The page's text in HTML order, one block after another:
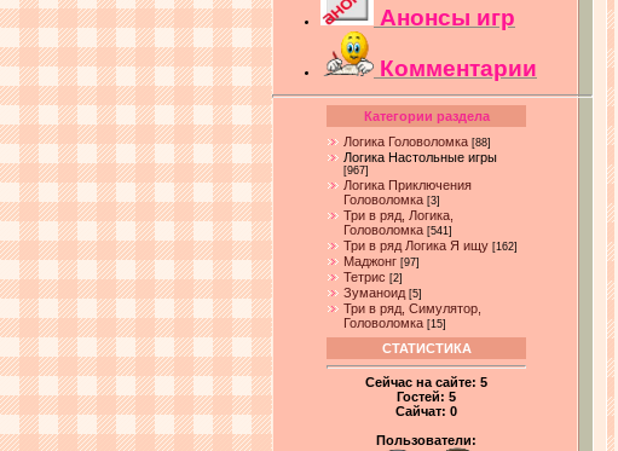
Анонсы игр
Комментарии
Категории раздела
Логика Головоломка [88]
Логика Настольные игры
[967]
Логика Приключения
Головоломка [3]
Три в ряд, Логика,
Головоломка [541]
Три в ряд Логика Я ищу [162]
Маджонг [97]
Тетрис [2]
Зуманоид [5]
Три в ряд, Симулятор,
Головоломка [15]
СТАТИСТИКА
Сейчас на сайте: 5
Гостей: 5
Сайчат: 0
Пользователи: